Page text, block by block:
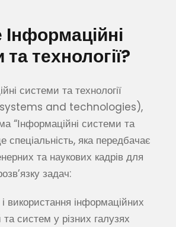
технології?
системи та технології
and technologies),
“Інформаційні системи та
спеціальність, яка передбачає
та наукових кадрів для
задач:
використання інформаційних
та систем у різних галузях